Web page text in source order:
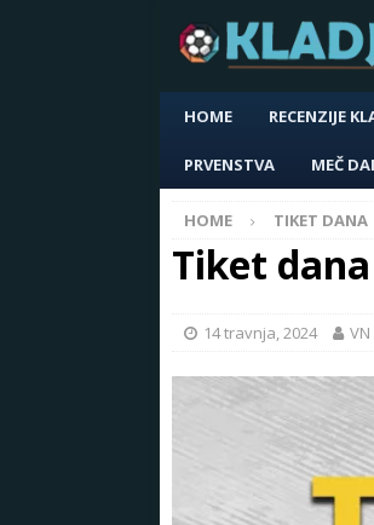
HOME RECENZIJE
PRVENSTVA MEČ
HOME TIKET DANA
Tiket
14 travnja, 2024 VN